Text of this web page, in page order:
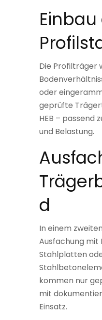
Die Profilträger
oder
geprüfte
HEB – passend
und Belastung.
d
In einem
Ausfachung mit
Stahlplatten
kommen nur
mit
Einsatz.